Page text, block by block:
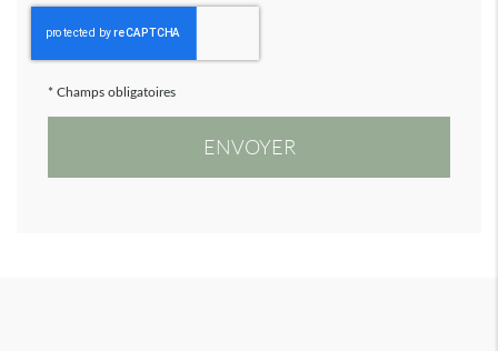
* Champs obligatoires